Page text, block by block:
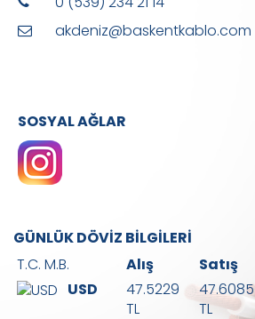
akdeniz@baskentkablo.com
SOSYAL AĞLAR
GÜNLÜK DÖVİZ BİLGİLERİ
T.C. M.B.
Alış
Satış
USD
47.5229
TL
47.6085
TL